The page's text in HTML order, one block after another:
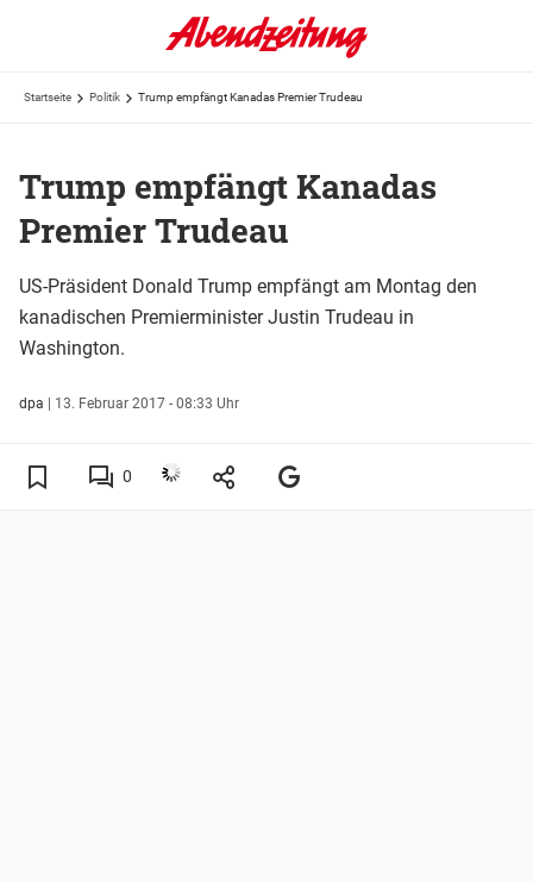
Startseite Politik Trump empfängt Kanadas Premier Trudeau
Trump empfängt Kanadas
Premier Trudeau
US-Präsident Donald Trump empfängt am Montag den
kanadischen Premierminister Justin Trudeau in
Washington.
dpa | 13. Februar 2017 - 08:33 Uhr
0